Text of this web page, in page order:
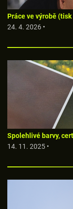
Práce ve výrobě
24. 4. 2026 •
Spolehlivé barvy,
14. 11. 2025 •